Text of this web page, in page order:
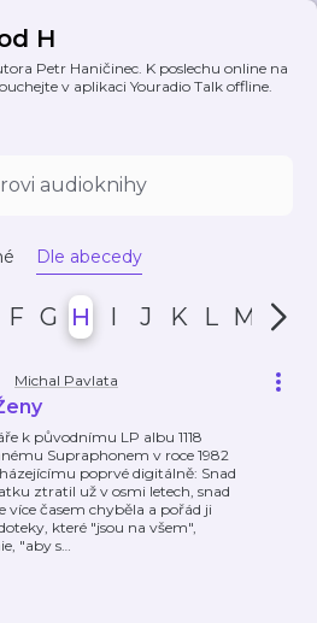
H
Petr Haničinec. K poslechu online na
v aplikaci Youradio Talk offline.
Dle abecedy
F G H I J K L M N
Michal Pavlata
k původnímu LP albu 1118
Supraphonem v roce 1982
poprvé digitálně: Snad
ztratil už v osmi letech, snad
více časem chyběla a pořád ji
které "jsou na všem",
"aby s…